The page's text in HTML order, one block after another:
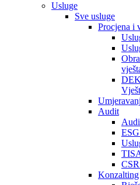
Usluge
Sve usluge
Procjena i
Audit
Konzalting